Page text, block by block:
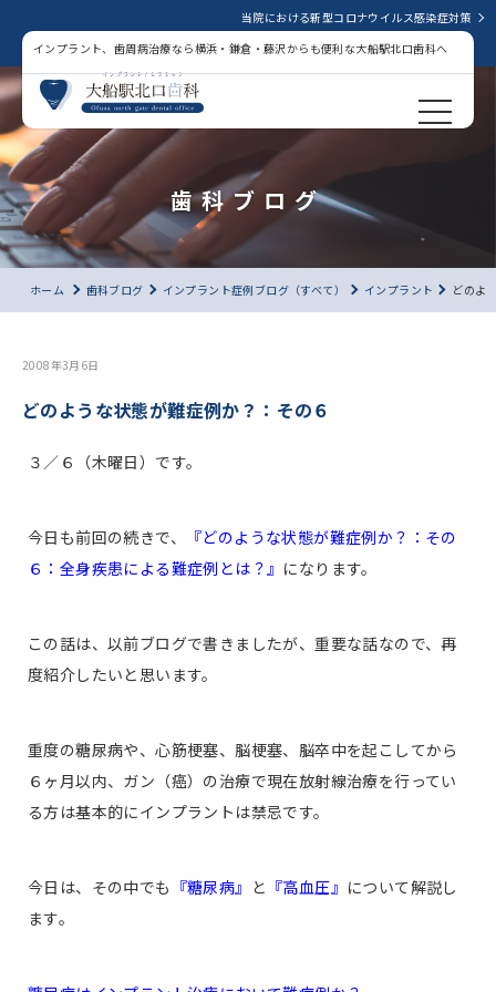
当院における新型コロナウイルス感染症対策
インプラント、歯周病治療なら横浜・鎌倉・藤沢からも便利な大船駅北口歯科へ
歯科ブログ
ホーム 歯科ブログ インプラント症例ブログ（すべて） インプラント どのよ
2008年3月6日
どのような状態が難症例か？：その６
３／６（木曜日）です。
今日も前回の続きで、
『どのような状態が難症例か？：その
６：全身疾患による難症例とは？』 になります。
この話は、以前ブログで書きましたが、重要な話なので、再
度紹介したいと思います。
重度の糖尿病や、心筋梗塞、脳梗塞、脳卒中を起こしてから
６ヶ月以内、ガン（癌）の治療で現在放射線治療を行ってい
る方は基本的にインプラントは禁忌です。
今日は、その中でも 『糖尿病』 と 『高血圧』 について解説し
ます。